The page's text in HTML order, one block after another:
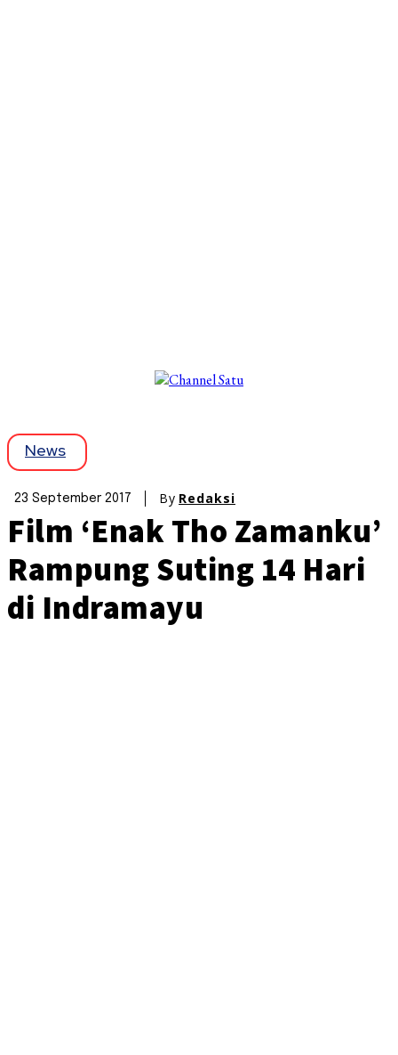
News
23 September 2017 By Redaksi
Film ‘Enak Tho Zamanku’
Rampung Suting 14 Hari
di Indramayu